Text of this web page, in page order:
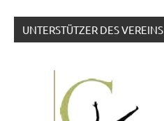
UNTERSTÜTZER DES VEREINS